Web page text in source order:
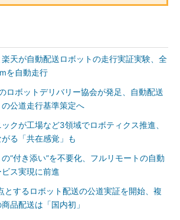
楽天が自動配送ロボットの走行実証実験、全
を自動走行
ロボットデリバリー協会が発足、自動配送
の公道走行基準策定へ
クが工場など3領域でロボティクス推進、
る「共在感覚」も
の“付き添い”を不要化、フルリモートの自動
ス実現に前進
とするロボット配送の公道実証を開始、複
品配送は「国内初」